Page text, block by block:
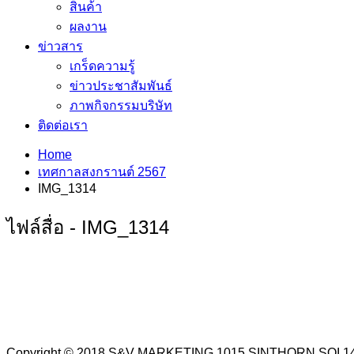
สินค้า
ผลงาน
ข่าวสาร
เกร็ดความรู้
ข่าวประชาสัมพันธ์
ภาพกิจกรรมบริษัท
ติดต่อเรา
Home
เทศกาลสงกรานต์ 2567
IMG_1314
ไฟล์สื่อ - IMG_1314